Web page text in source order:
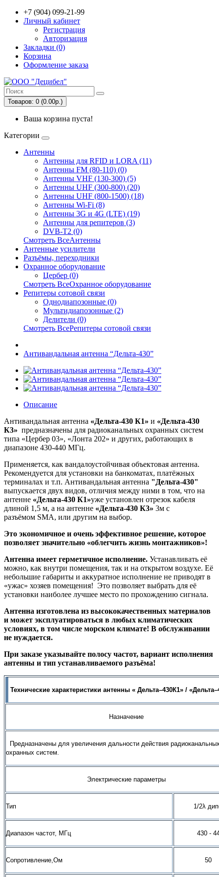
+7 (904) 099-21-99
Личный кабинет
Регистрация
Авторизация
Закладки (0)
Корзина
Оформление заказа
Товаров: 0 (0.00р.)
Ваша корзина пуста!
Категории
Антенны
Антенны для RFID и LORA (11)
Антенны FM (80-110) (0)
Антенны VHF (130-300) (5)
Антенны UHF (300-800) (20)
Антенны UHF (800-1500) (18)
Антенны Wi-Fi (8)
Антенны 3G и 4G (LTE) (19)
Антенны для репитеров (3)
DVB-T2 (0)
Смотреть ВсеАнтенны
Антенные усилители
Разъёмы, переходники
Охранное оборудование
Цербер (0)
Смотреть ВсеОхранное оборудование
Репитеры сотовой связи
Однодиапозонные (0)
Мультидиапозонные (2)
Делители (0)
Смотреть ВсеРепитеры сотовой связи
Антивандальная антенна “Дельта-430”
Описание
Антивандальная антенна «Дельта-430 К1» и «Дельта-430
К3» предназначены для радиоканальных охранных систем
типа «Цербер 03», «Лонта 202» и других, работающих в
диапазоне 430-440 МГц.
Применяется, как вандалоустойчивая объектовая антенна.
Рекомендуется для установки на банкоматах, платёжных
терминалах и т.п. Антивандальная антенна "Дельта-430"
выпускается двух видов, отличия между ними в том, что на
антенне «Дельта-430 К1»уже установлен отрезок кабеля
длиной 1,5 м, а на антенне «Дельта-430 К3» 3м с
разъёмом SMA, или другим на выбор.
Это экономичное и очень эффективное решение, которое
позволяет значительно «облегчить жизнь монтажников»!
Антенна имеет герметичное исполнение. Устанавливать её
можно, как внутри помещения, так и на открытом воздухе. Её
небольшие габариты и аккуратное исполнение не приводят в
«ужас» хозяев помещения! Это позволяет выбрать для её
установки наиболее лучшее место по прохождению сигнала.
Антенна изготовлена из высококачественных материалов
и может эксплуатироваться в любых климатических
условиях, в том числе морском климате! В обслуживании
не нуждается.
При заказе указывайте полосу частот, вариант исполнения
антенны и тип устанавливаемого разъёма!
Технические характеристики антенны « Дельта–430К1» /
Назначение
Предназначены для увеличения дальности действия
охранных систем.
Электрические параметры
Тип 1/2λ
Диапазон частот, МГц 430 -
Сопротивление,Ом 50